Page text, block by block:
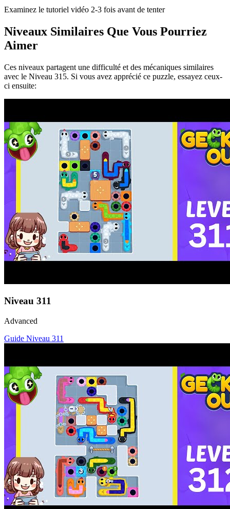
Examinez le tutoriel vidéo 2-3 fois avant de tenter
Niveaux Similaires Que Vous Pourriez
Aimer
Ces niveaux partagent une difficulté et des mécaniques similaires
avec le Niveau 315. Si vous avez apprécié ce puzzle, essayez ceux-
ci ensuite:
Niveau 311
Advanced
Guide Niveau 311